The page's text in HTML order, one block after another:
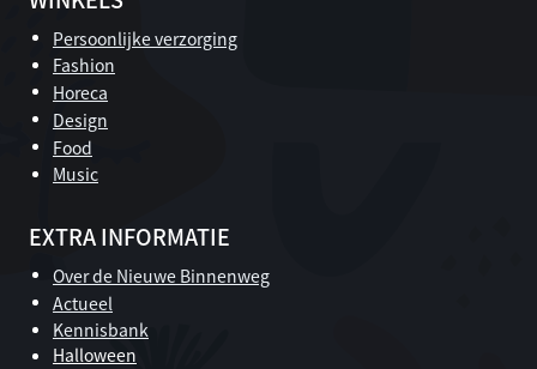
Persoonlijke verzorging
Fashion
Horeca
Design
Food
Music
EXTRA INFORMATIE
Over de Nieuwe Binnenweg
Actueel
Kennisbank
Halloween